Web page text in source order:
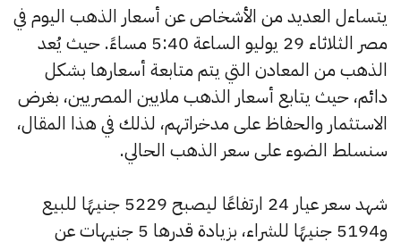
يتساءل العديد من الأشخاص عن أسعار الذهب اليوم في
مصر الثلاثاء 29 يوليو الساعة 5:40 مساءً. حيث يُعد
الذهب من المعادن التي يتم متابعة أسعارها بشكل
دائم، حيث يتابع أسعار الذهب ملايين المصريين، بغرض
الاستثمار والحفاظ على مدخراتهم، لذلك في هذا المقال،
سنسلط الضوء على سعر الذهب الحالي.
شهد سعر عيار 24 ارتفاعًا ليصبح 5229 جنيهًا للبيع
و5194 جنيهًا للشراء، بزيادة قدرها 5 جنيهات عن